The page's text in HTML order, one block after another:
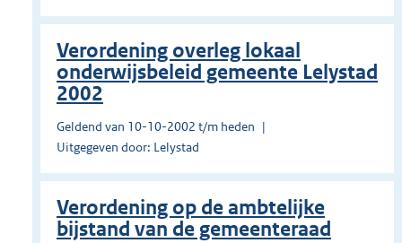
Verordening overleg lokaal
onderwijsbeleid gemeente Lelystad
2002
Geldend van 10-10-2002 t/m heden
Uitgegeven door: Lelystad
Verordening op de ambtelijke
bijstand van de gemeenteraad